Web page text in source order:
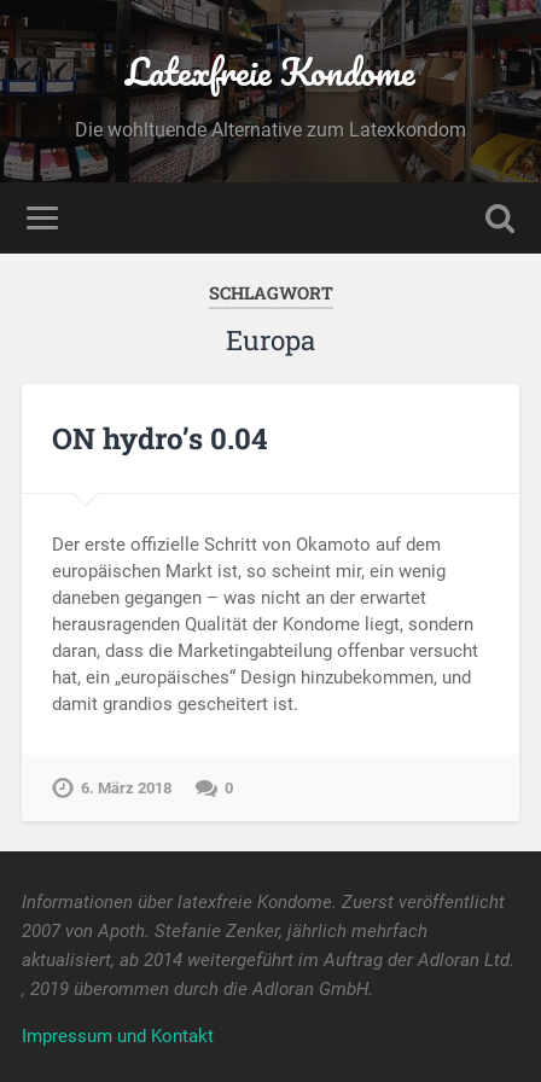
Latexfreie Kondome
Die wohltuende Alternative zum Latexkondom
SCHLAGWORT
Europa
ON hydro’s 0.04
Der erste offizielle Schritt von Okamoto auf dem
europäischen Markt ist, so scheint mir, ein wenig
daneben gegangen – was nicht an der erwartet
herausragenden Qualität der Kondome liegt, sondern
daran, dass die Marketingabteilung offenbar versucht
hat, ein „europäisches“ Design hinzubekommen, und
damit grandios gescheitert ist.
6. März 2018 0
Informationen über latexfreie Kondome. Zuerst veröffentlicht
2007 von Apoth. Stefanie Zenker, jährlich mehrfach
aktualisiert, ab 2014 weitergeführt im Auftrag der Adloran Ltd.
, 2019 überommen durch die Adloran GmbH.
Impressum und Kontakt